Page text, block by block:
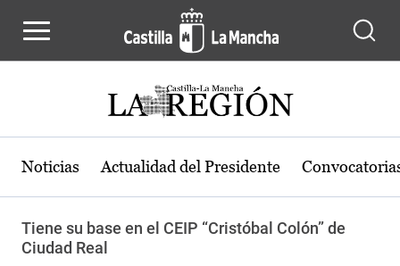
Noticias Actualidad del Presidente
Tiene su base en el CEIP “Cristóbal Colón” de
Ciudad Real